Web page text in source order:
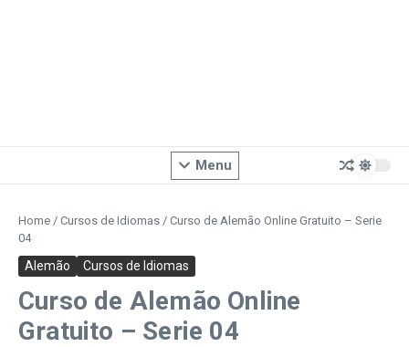
Menu
Home / Cursos de Idiomas / Curso de Alemão Online Gratuito – Serie
04
Alemão Cursos de Idiomas
Curso de Alemão Online
Gratuito – Serie 04